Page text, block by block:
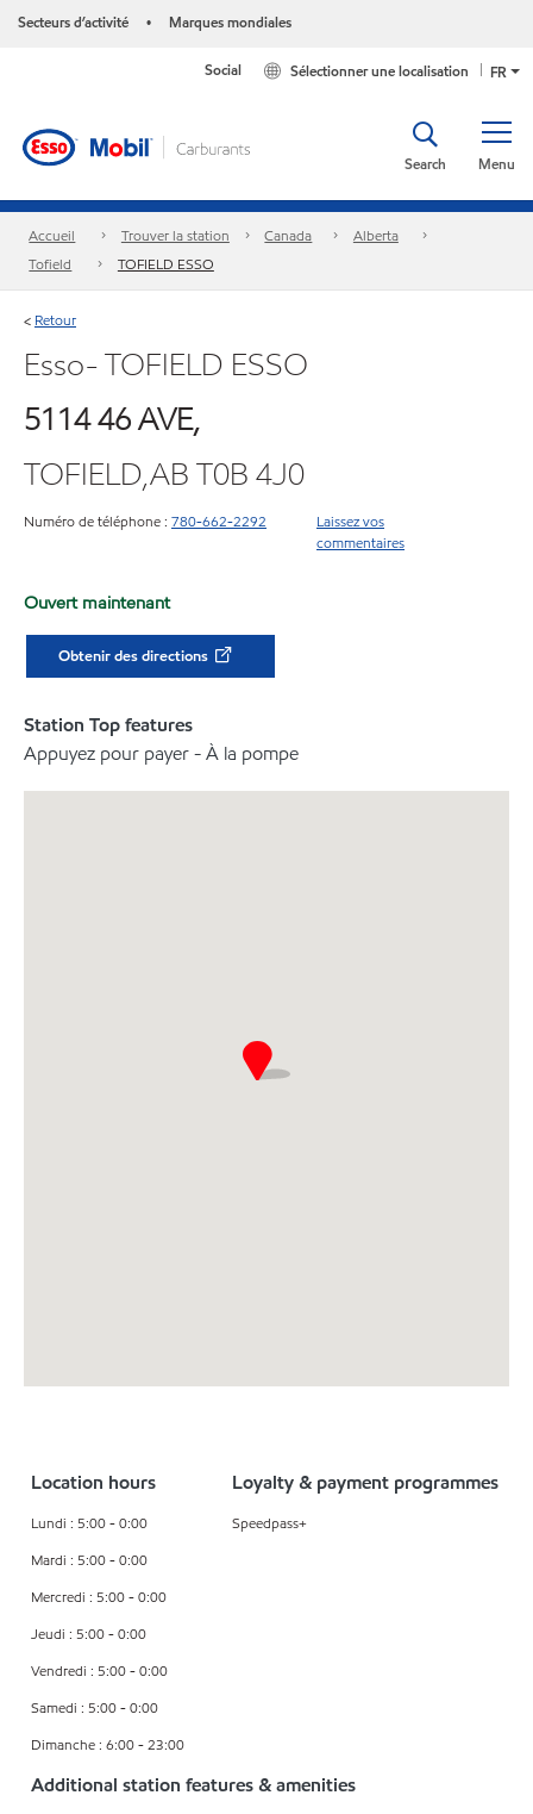
Secteurs d’activité • Marques mondiales
FR
Sélectionner une localisation
Social
Menu
Search
Accueil Trouver la station Canada
Alberta
Tofield
TOFIELD ESSO
< Retour
Esso- TOFIELD ESSO
5114 46 AVE,
TOFIELD,AB T0B 4J0
Numéro de téléphone : 780-662-2292
Laissez vos
commentaires
Ouvert maintenant
Obtenir des directions
Station Top features
Appuyez pour payer - À la pompe
Location hours
Lundi : 5:00 - 0:00
Mardi : 5:00 - 0:00
Mercredi : 5:00 - 0:00
Jeudi : 5:00 - 0:00
Vendredi : 5:00 - 0:00
Samedi : 5:00 - 0:00
Dimanche : 6:00 - 23:00
Loyalty & payment programmes
Speedpass+
Additional station features & amenities